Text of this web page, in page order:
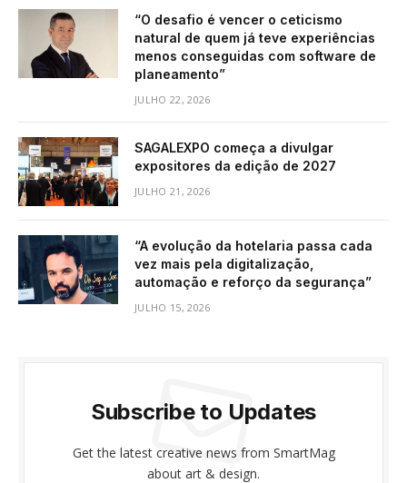
“O desafio é vencer o ceticismo
natural de quem já teve experiências
menos conseguidas com software de
planeamento”
JULHO 22, 2026
SAGALEXPO começa a divulgar
expositores da edição de 2027
JULHO 21, 2026
“A evolução da hotelaria passa cada
vez mais pela digitalização,
automação e reforço da segurança”
JULHO 15, 2026
Subscribe to Updates
Get the latest creative news from SmartMag
about art & design.